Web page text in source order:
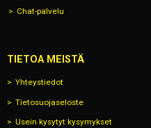
Chat-palvelu
TIETOA MEISTÄ
Yhteystiedot
Tietosuojaseloste
Usein kysytyt kysymykset